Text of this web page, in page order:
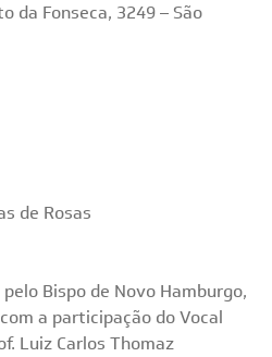
da Fonseca, 3249 – São
de Rosas
Bispo de Novo Hamburgo,
a participação do Vocal
Luiz Carlos Thomaz